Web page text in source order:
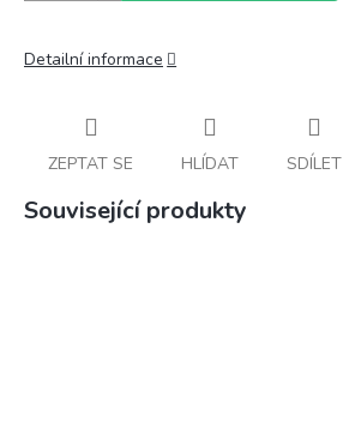
Detailní informace
ZEPTAT SE HLÍDAT SDÍLET
Související produkty